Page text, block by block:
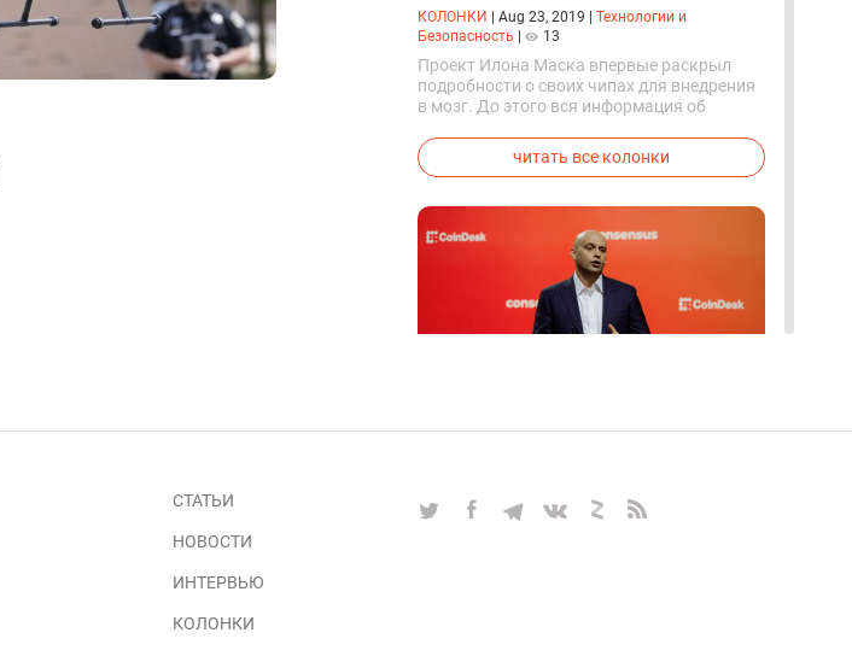
КОЛОНКИ Aug 23, 2019
Технологии и
Безопасность
13
Проект Илона Маска впервые раскрыл
подробности о своих чипах для внедрения
в мозг. До этого вся информация об
читать все колонки
крипторынка в интервью с
СТАТЬИ
НОВОСТИ
ИНТЕРВЬЮ
КОЛОНКИ